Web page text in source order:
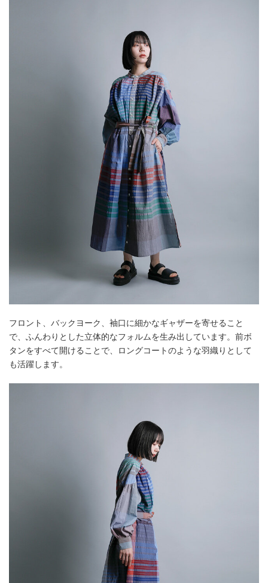
フロント、バックヨーク、袖口に細かなギャザーを寄せること
で、ふんわりとした立体的なフォルムを生み出しています。前ボ
タンをすべて開けることで、ロングコートのような羽織りとして
も活躍します。